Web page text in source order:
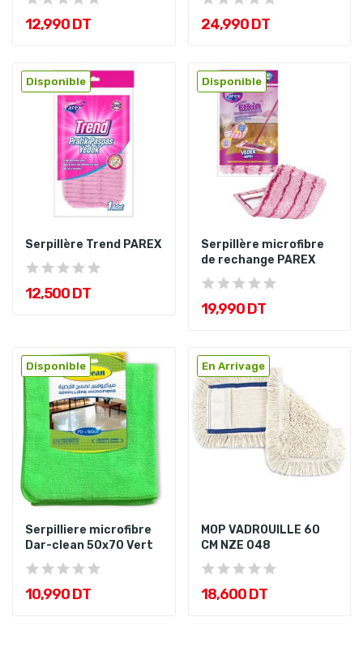
12,990 DT 24,990 DT
Disponible
Serpillère Trend PAREX
12,500 DT
Disponible
Serpillère microfibre
de rechange PAREX
19,990 DT
Disponible
Serpilliere microfibre
Dar-clean 50x70 Vert
10,990 DT
En Arrivage
MOP VADROUILLE 60
CM NZE 048
18,600 DT